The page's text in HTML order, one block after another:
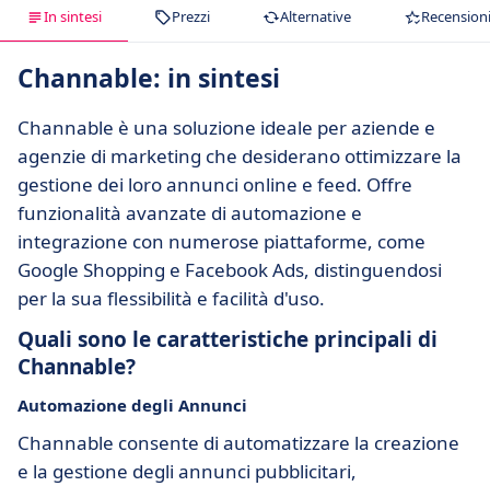
In sintesi Prezzi Alternative Recensioni
Channable: in sintesi
Channable è una soluzione ideale per aziende e
agenzie di marketing che desiderano ottimizzare la
gestione dei loro annunci online e feed. Offre
funzionalità avanzate di automazione e
integrazione con numerose piattaforme, come
Google Shopping e Facebook Ads, distinguendosi
per la sua flessibilità e facilità d'uso.
Quali sono le caratteristiche principali di
Channable?
Automazione degli Annunci
Channable consente di automatizzare la creazione
e la gestione degli annunci pubblicitari,